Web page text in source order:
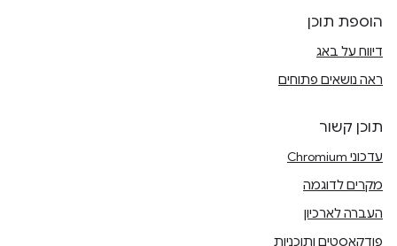
הוספת תוכן
דיווח על באג
ראה נושאים פתוחים
תוכן קשור
עדכוני Chromium
מקרים לדוגמה
העברה לארכיון
פודקאסטים ותוכניות